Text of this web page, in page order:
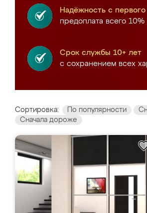
Надёжность с первого
предоплата всего 10%
Срок службы 10+ лет
с сохранением всех
Сортировка: По популярности
Сначала дороже